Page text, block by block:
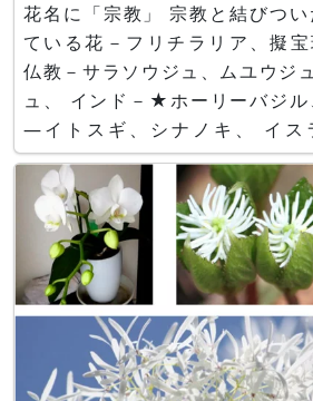
花名に「宗教」 宗教と結びつ
ている花－フリチラリア、擬
仏教－サラソウジュ、ムユウジ
ュ、 インド－★ホーリーバジ
―イトスギ、シナノキ、 イス
★：画像無し